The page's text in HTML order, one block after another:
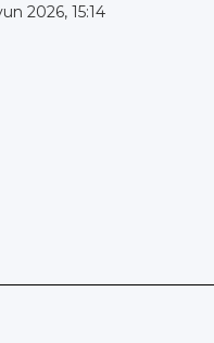
2026, 15:14